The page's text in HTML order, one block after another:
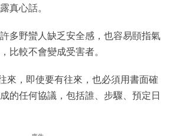
真心話。
多野蠻人缺乏安全感，也容易頤指氣
比較不會變成受害者。
來，即使要有往來，也必須用書面確
的任何協議，包括誰、步驟、預定日